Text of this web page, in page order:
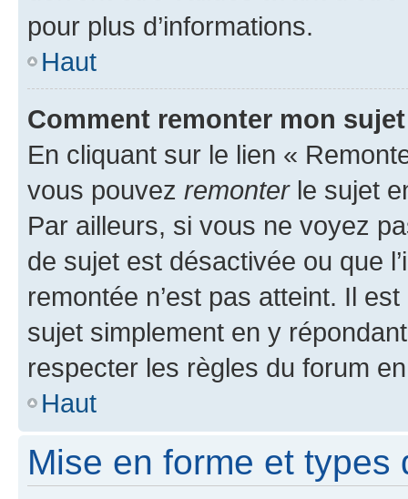
pour plus d’informations.
Haut
Comment remonter mon
En cliquant sur le lien «
vous pouvez remonterle sujet
Par ailleurs, si vous ne voyez
de sujet est désactivée ou que
remontée n’est pas atteint. Il
sujet simplement en y
respecter les règles du forum
Haut
Mise en forme et types